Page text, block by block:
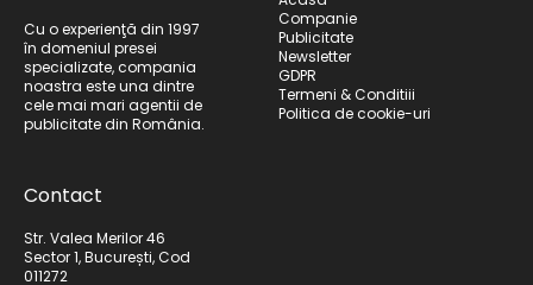
Cu o experienţă din 1997
în domeniul presei
specializate, compania
noastra este una dintre
cele mai mari agentii de
publicitate din România.
Contact
Str. Valea Merilor 46
Sector 1, București, Cod
011272
Companie
Publicitate
Newsletter
GDPR
Termeni & Conditiii
Politica de cookie-uri